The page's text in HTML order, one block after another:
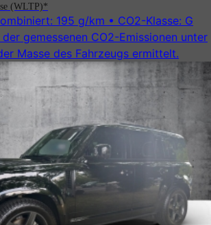
(WLTP)*
195 g/km • CO2-Klasse: G
gemessenen CO2-Emissionen unter
Masse des Fahrzeugs ermittelt.